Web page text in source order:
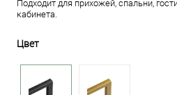
Подходит для прихожей, спальни,
кабинета.
Цвет